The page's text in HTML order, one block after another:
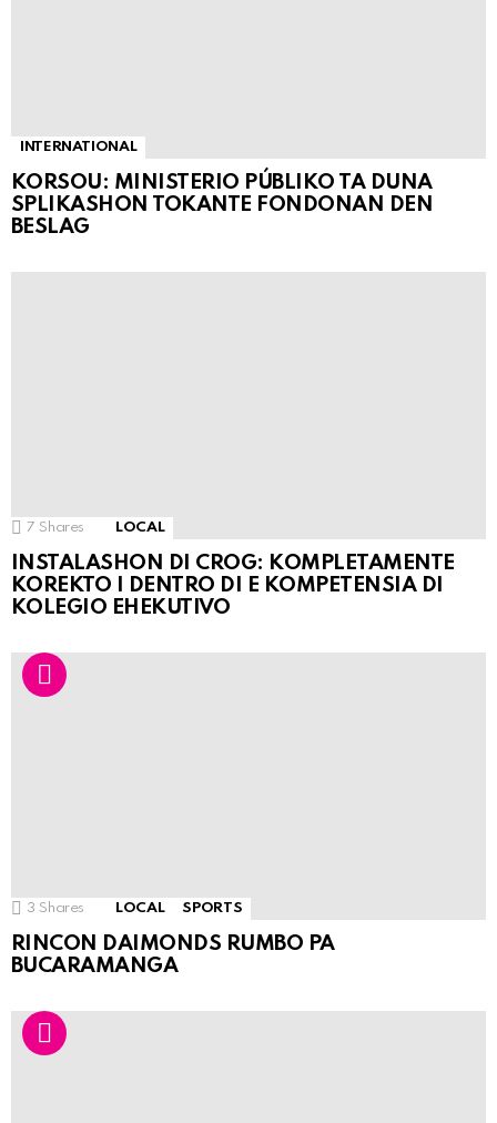
INTERNATIONAL
KORSOU: MINISTERIO PÚBLIKO TA DUNA
SPLIKASHON TOKANTE FONDONAN DEN
BESLAG
7 Shares LOCAL
INSTALASHON DI CROG: KOMPLETAMENTE
KOREKTO I DENTRO DI E KOMPETENSIA DI
KOLEGIO EHEKUTIVO
3 Shares LOCAL SPORTS
RINCON DAIMONDS RUMBO PA
BUCARAMANGA